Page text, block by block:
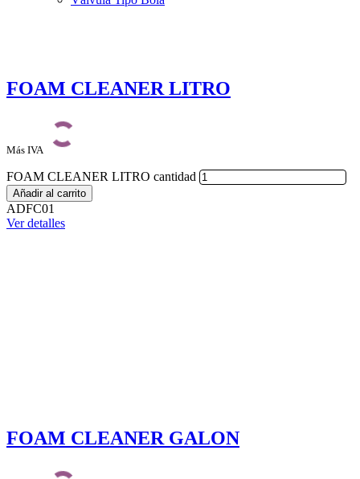
FOAM CLEANER LITRO
Más IVA
FOAM CLEANER LITRO cantidad
Añadir al carrito
ADFC01
Ver detalles
FOAM CLEANER GALON